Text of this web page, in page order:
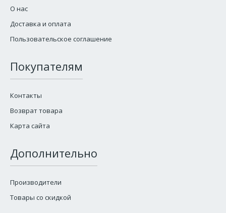
О нас
Доставка и оплата
Пользовательское соглашение
Покупателям
Контакты
Возврат товара
Карта сайта
Дополнительно
Производители
Товары со скидкой